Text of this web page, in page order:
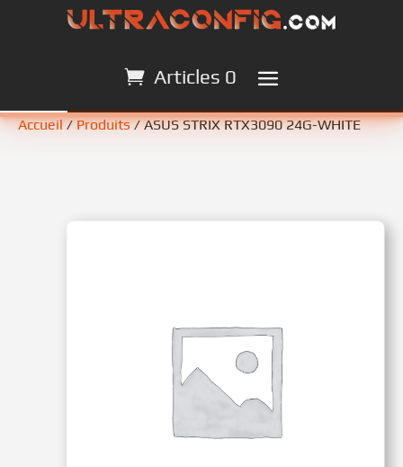
Articles 0
Articles 0
Accueil/Produits/ ASUS STRIX RTX3090 24G-WHITE